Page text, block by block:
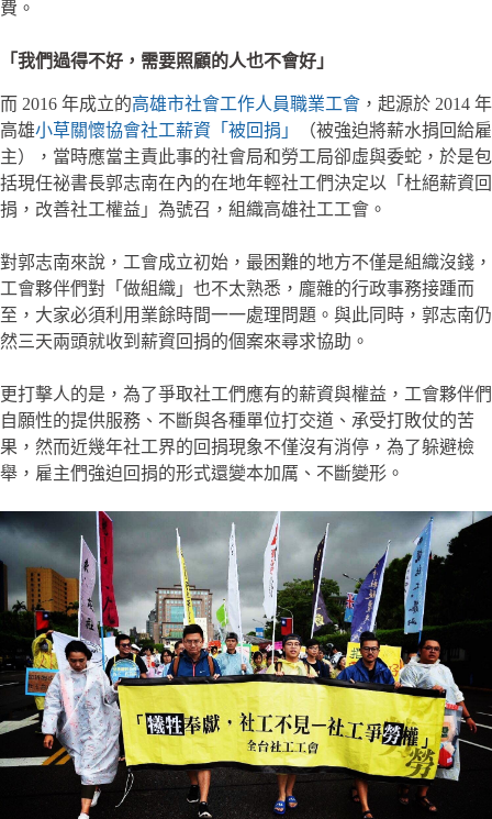
費。
「我們過得不好，需要照顧的人也不會好」
而 2016 年成立的高雄市社會工作人員職業工會 ，起源於 2014 年
高雄小草關懷協會社工薪資「被回捐」
（被強迫將薪水捐回給雇
主），當時應當主責此事的社會局和勞工局卻虛與委蛇，於是包
括現任祕書長郭志南在內的在地年輕社工們決定以「杜絕薪資回
捐，改善社工權益」為號召，組織高雄社工工會。
對郭志南來說，工會成立初始，最困難的地方不僅是組織沒錢，
工會夥伴們對「做組織」也不太熟悉，龐雜的行政事務接踵而
至，大家必須利用業餘時間一一處理問題。與此同時，郭志南仍
然三天兩頭就收到薪資回捐的個案來尋求協助。
更打擊人的是，為了爭取社工們應有的薪資與權益，工會夥伴們
自願性的提供服務、不斷與各種單位打交道、承受打敗仗的苦
果，然而近幾年社工界的回捐現象不僅沒有消停，為了躲避檢
舉，雇主們強迫回捐的形式還變本加厲、不斷變形。